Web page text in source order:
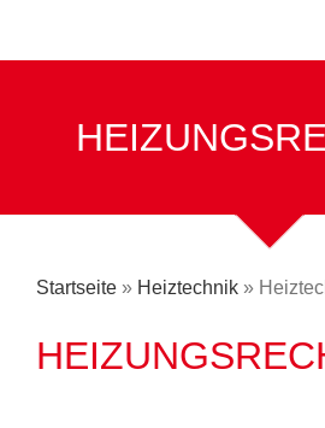
Startseite » Heiztechnik »